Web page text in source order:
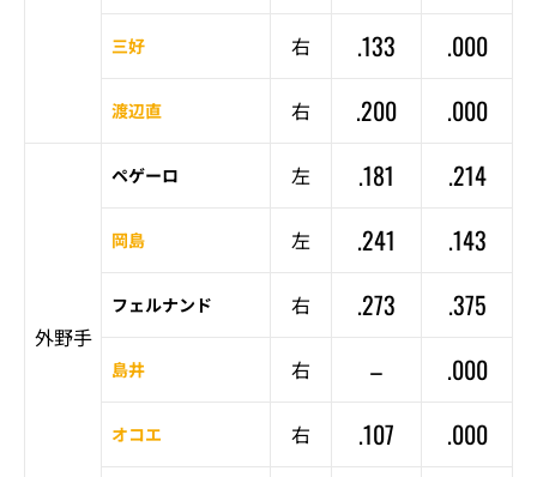
三好 右 .133 .000
渡辺直 右 .200 .000
外野手
ペゲーロ 左 .181 .214
岡島 左 .241 .143
フェルナンド 右 .273 .375
島井 右 – .000
オコエ 右 .107 .000